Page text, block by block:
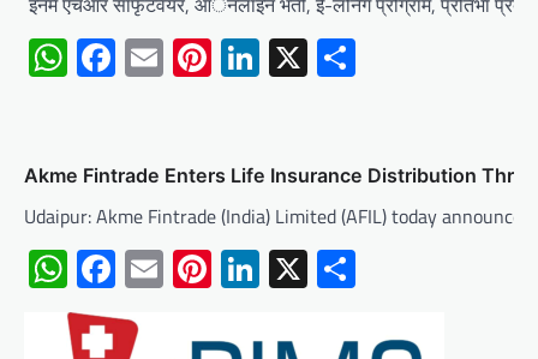
WhatsApp
Facebook
EmailPinterest
LinkedIn
X
Akme Fintrade Enters Life Insurance Distribution
Udaipur: Akme Fintrade (India) Limited (AFIL) today
WhatsApp
Facebook
EmailPinterest
LinkedIn
X